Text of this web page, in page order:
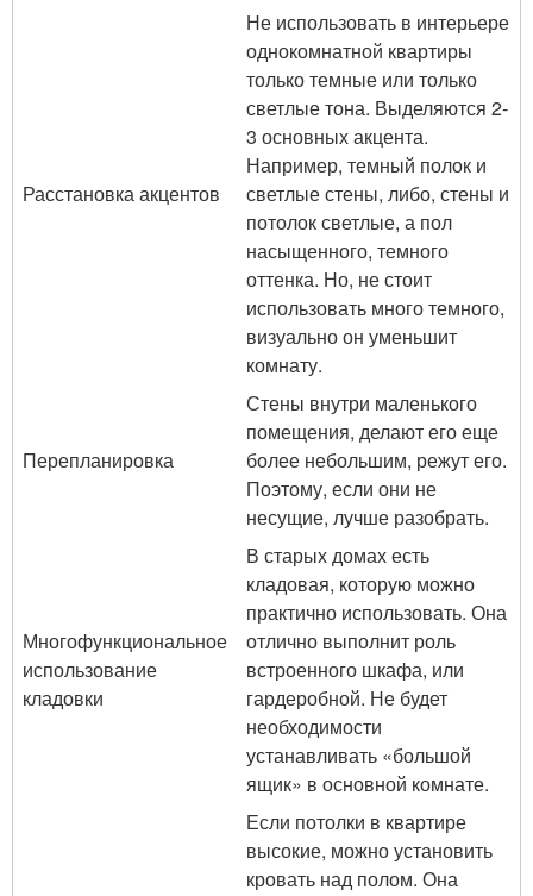
Расстановка акцентов
Не использовать в интерьере
однокомнатной квартиры
только темные или только
светлые тона. Выделяются 2-
3 основных акцента.
Например, темный полок и
светлые стены, либо, стены и
потолок светлые, а пол
насыщенного, темного
оттенка. Но, не стоит
использовать много темного,
визуально он уменьшит
комнату.
Перепланировка
Стены внутри маленького
помещения, делают его еще
более небольшим, режут его.
Поэтому, если они не
несущие, лучше разобрать.
Многофункциональное
использование
кладовки
В старых домах есть
кладовая, которую можно
практично использовать. Она
отлично выполнит роль
встроенного шкафа, или
гардеробной. Не будет
необходимости
устанавливать «большой
ящик» в основной комнате.
Если потолки в квартире
высокие, можно установить
кровать над полом. Она